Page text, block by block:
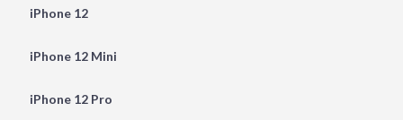
iPhone 12
iPhone 12 Mini
iPhone 12 Pro